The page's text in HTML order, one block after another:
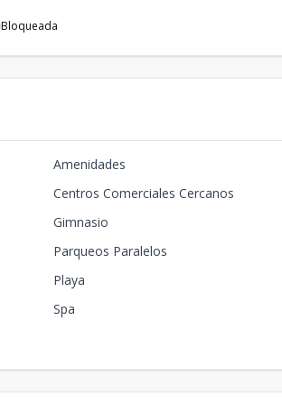
Bloqueada
Amenidades
Centros Comerciales Cercanos
Gimnasio
Parqueos Paralelos
Playa
Spa